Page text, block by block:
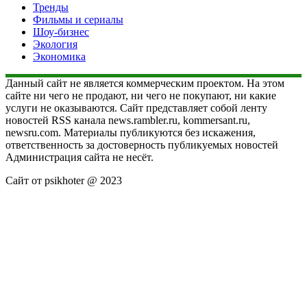
Тренды
Фильмы и сериалы
Шоу-бизнес
Экология
Экономика
Данный сайт не является коммерческим проектом. На этом
сайте ни чего не продают, ни чего не покупают, ни какие
услуги не оказываются. Сайт представляет собой ленту
новостей RSS канала news.rambler.ru, kommersant.ru,
newsru.com. Материалы публикуются без искажения,
ответственность за достоверность публикуемых новостей
Администрация сайта не несёт.
Сайт от psikhoter @ 2023